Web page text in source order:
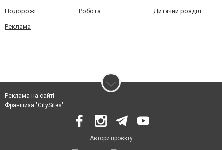
Подорожі Робота Дитячий розділ
Реклама
Реклама на сайті
Франшиза "CitySites"
Автори проєкту